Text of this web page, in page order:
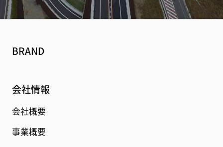
BRAND
会社情報
会社概要
事業概要